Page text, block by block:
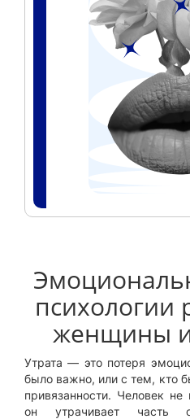
психологии
женщины
Утрата — это потеря
было важно, или с тем, кто
привязанности. Человек не
он утрачивает часть